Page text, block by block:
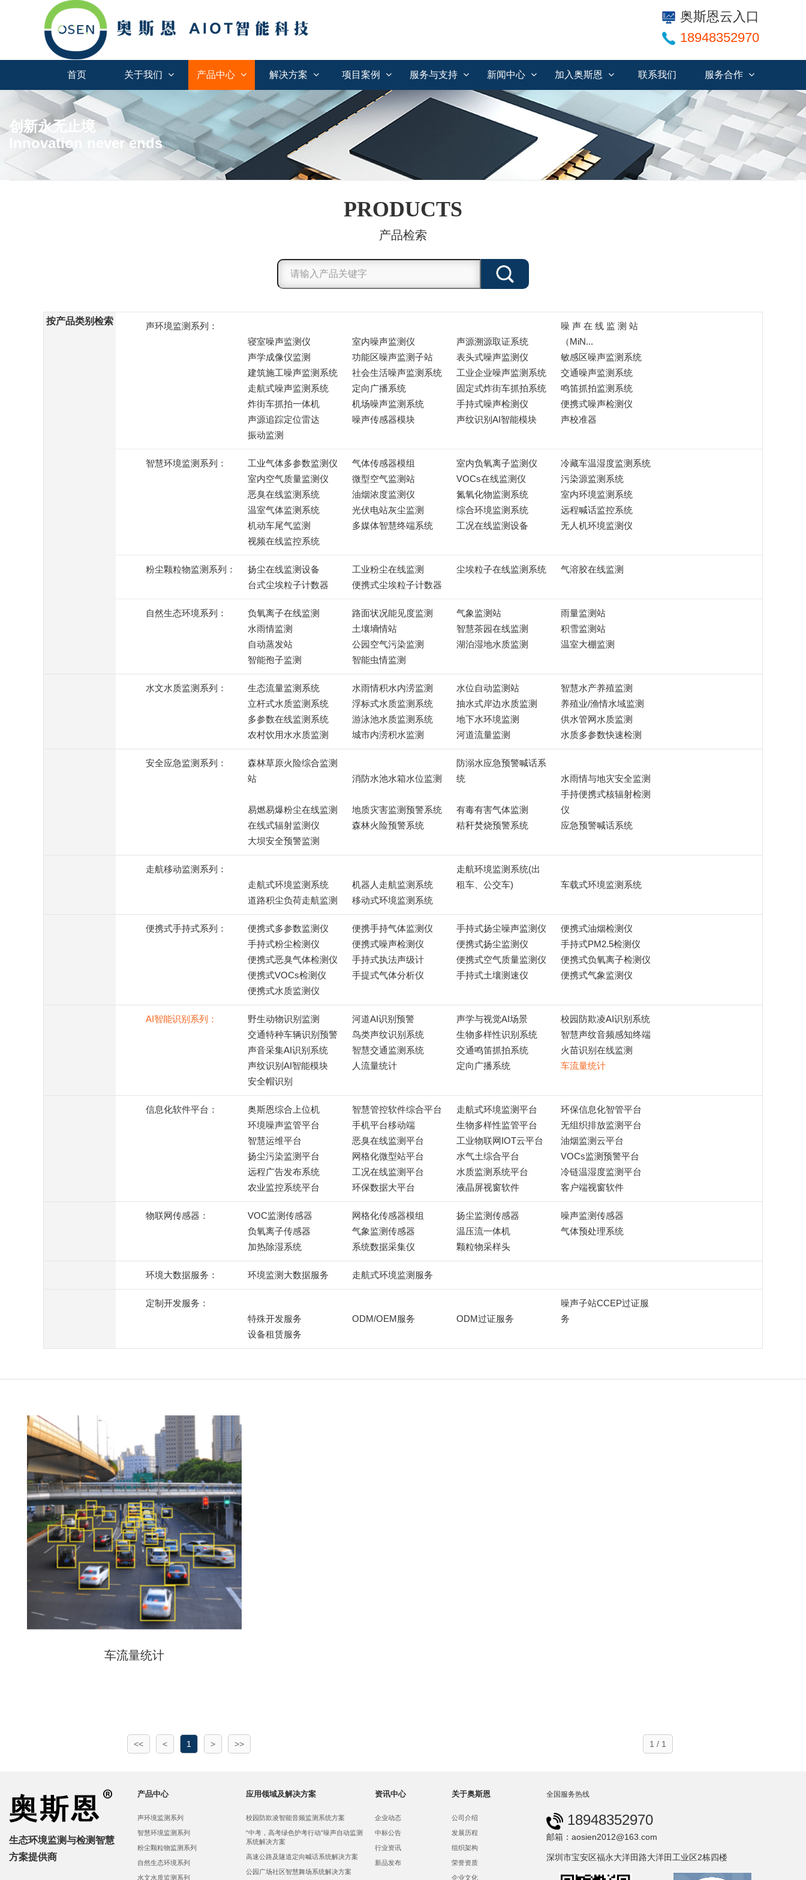
奥斯恩云入口
18948352970
首页 关于我们 产品中心 解决方案 项目案例 服务与支持 新闻中心 加入奥斯恩 联系我们 服务合作
创新永无止境
Innovation never ends
PRODUCTS
产品检索
按产品类别检索
声环境监测系列：
寝室噪声监测仪
室内噪声监测仪 声源溯源取证系统
噪 声 在 线 监 测 站
（MiN...
声学成像仪监测
功能区噪声监测子站 表头式噪声监测仪
敏感区噪声监测系统
建筑施工噪声监测系统
社会生活噪声监测系统 工业企业噪声监测系统
交通噪声监测系统
走航式噪声监测系统
定向广播系统 固定式炸街车抓拍系统
鸣笛抓拍监测系统
炸街车抓拍一体机
机场噪声监测系统 手持式噪声检测仪
便携式噪声检测仪
声源追踪定位雷达
噪声传感器模块 声纹识别AI智能模块
声校准器
振动监测
智慧环境监测系列： 工业气体多参数监测仪 气体传感器模组 室内负氧离子监测仪
冷藏车温湿度监测系统
室内空气质量监测仪
微型空气监测站 VOCs在线监测仪
污染源监测系统
恶臭在线监测系统
油烟浓度监测仪 氮氧化物监测系统
室内环境监测系统
温室气体监测系统
光伏电站灰尘监测 综合环境监测系统
远程喊话监控系统
机动车尾气监测
多媒体智慧终端系统 工况在线监测设备
无人机环境监测仪
视频在线监控系统
粉尘颗粒物监测系列： 扬尘在线监测设备 工业粉尘在线监测 尘埃粒子在线监测系统
气溶胶在线监测
台式尘埃粒子计数器
便携式尘埃粒子计数器
自然生态环境系列： 负氧离子在线监测 路面状况能见度监测 气象监测站
雨量监测站
水雨情监测
土壤墒情站 智慧茶园在线监测
积雪监测站
自动蒸发站
公园空气污染监测 湖泊湿地水质监测
温室大棚监测
智能孢子监测
智能虫情监测
水文水质监测系列： 生态流量监测系统 水雨情积水内涝监测 水位自动监测站
智慧水产养殖监测
立杆式水质监测系统
浮标式水质监测系统 抽水式岸边水质监测
养殖业/渔情水域监测
多参数在线监测系统
游泳池水质监测系统 地下水环境监测
供水管网水质监测
农村饮用水水质监测
城市内涝积水监测 河道流量监测 水质多参数快速检测
安全应急监测系列：
森林草原火险综合监测
站
消防水池水箱水位监测
防溺水应急预警喊话系
统
水雨情与地灾安全监测
易燃易爆粉尘在线监测 地质灾害监测预警系统 有毒有害气体监测
手持便携式核辐射检测
仪
在线式辐射监测仪
森林火险预警系统 秸秆焚烧预警系统
应急预警喊话系统
大坝安全预警监测
走航移动监测系列：
走航式环境监测系统
机器人走航监测系统
走航环境监测系统(出
租车、公交车)
车载式环境监测系统
道路积尘负荷走航监测
移动式环境监测系统
便携式手持式系列： 便携式多参数监测仪 便携手持气体监测仪 手持式扬尘噪声监测仪
便携式油烟检测仪
手持式粉尘检测仪
便携式噪声检测仪 便携式扬尘监测仪
手持式PM2.5检测仪
便携式恶臭气体检测仪
手持式执法声级计 便携式空气质量监测仪
便携式负氧离子检测仪
便携式VOCs检测仪
手提式气体分析仪 手持式土壤测速仪
便携式气象监测仪
便携式水质监测仪
AI智能识别系列： 野生动物识别监测 河道AI识别预警 声学与视觉AI场景
校园防欺凌AI识别系统
交通特种车辆识别预警
鸟类声纹识别系统 生物多样性识别系统
智慧声纹音频感知终端
声音采集AI识别系统
智慧交通监测系统 交通鸣笛抓拍系统
火苗识别在线监测
声纹识别AI智能模块
人流量统计 定向广播系统
车流量统计
安全帽识别
信息化软件平台： 奥斯恩综合上位机 智慧管控软件综合平台 走航式环境监测平台
环保信息化智管平台
环境噪声监管平台
手机平台移动端 生物多样性监管平台
无组织排放监测平台
智慧运维平台
恶臭在线监测平台 工业物联网IOT云平台
油烟监测云平台
扬尘污染监测平台
网格化微型站平台 水气土综合平台
VOCs监测预警平台
远程广告发布系统
工况在线监测平台 水质监测系统平台
冷链温湿度监测平台
农业监控系统平台
环保数据大平台 液晶屏视窗软件 客户端视窗软件
物联网传感器： VOC监测传感器 网格化传感器模组 扬尘监测传感器
噪声监测传感器
负氧离子传感器
气象监测传感器 温压流一体机
气体预处理系统
加热除湿系统
系统数据采集仪 颗粒物采样头
环境大数据服务： 环境监测大数据服务 走航式环境监测服务
定制开发服务：
特殊开发服务
ODM/OEM服务 ODM过证服务
噪声子站CCEP过证服
务
设备租赁服务
车流量统计
1 / 1
<< < 1 > >>
生态环境监测与检测智慧
方案提供商
产品中心
声环境监测系列
智慧环境监测系列
粉尘颗粒物监测系列
自然生态环境系列
水文水质监测系列
应用领域及解决方案
校园防欺凌智能音频监测系统方案
“中考，高考绿色护考行动”噪声自动监测
系统解决方案
高速公路及隧道定向喊话系统解决方案
公园广场社区智慧舞场系统解决方案
资讯中心
企业动态
中标公告
行业资讯
新品发布
关于奥斯恩
公司介绍
发展历程
组织架构
荣誉资质
企业文化
全国服务热线
18948352970
邮箱：aosien2012@163.com
深圳市宝安区福永大洋田路大洋田工业区2栋四楼